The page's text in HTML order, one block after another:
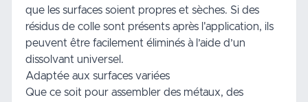
que les surfaces soient propres et sèches. Si des
résidus de colle sont présents après l'application, ils
peuvent être facilement éliminés à l’aide d’un
dissolvant universel.
Adaptée aux surfaces variées
Que ce soit pour assembler des métaux, des